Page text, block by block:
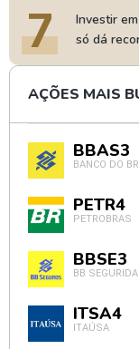
7
Investir
só dá
AÇÕES MAIS
BBAS3
BANCO DO
PETR4
PETROBRAS
BBSE3
BB
ITSA4
ITAÚSA